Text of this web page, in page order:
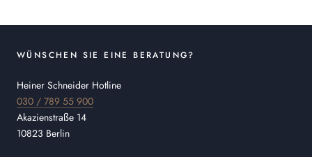
WÜNSCHEN SIE EINE BERATUNG?
Heiner Schneider Hotline
030 / 789 55 900
Akazienstraße 14
10823 Berlin